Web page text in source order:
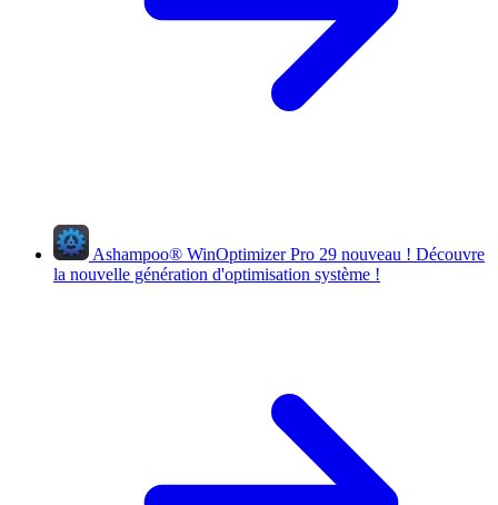
Ashampoo® WinOptimizer Pro 29 nouveau ! Découvre
la nouvelle génération d'optimisation système !